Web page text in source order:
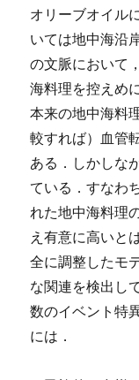
オリーブオイル
いては地中海沿
の文脈において
海料理を控えめ
本来の地中海料
較すれば）血管
ある．しかしな
ている．すなわ
れた地中海料理
え有意に高いと
全に調整したモ
な関連を検出し
数のイベント特
には．